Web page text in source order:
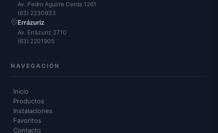
Av. Pedro Aguirre Cerda 1261
(63) 2230933
Errázuriz
Av. Errázuriz 2710
(63) 2201905
NAVEGACIÓN
Inicio
Productos
Instalaciones
Favoritos
Contacto